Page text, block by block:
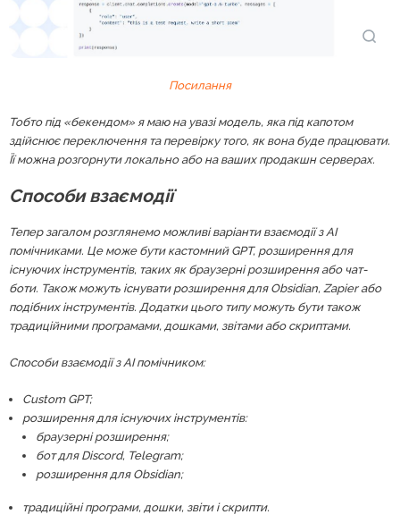
Посилання
Тобто під «бекендом» я маю на увазі модель, яка під капотом
здійснює переключення та перевірку того, як вона буде працювати.
Її можна розгорнути локально або на ваших продакшн серверах.
Способи взаємодії
Тепер загалом розглянемо можливі варіанти взаємодії з AI
помічниками. Це може бути кастомний GPT, розширення для
існуючих інструментів, таких як браузерні розширення або чат-
боти. Також можуть існувати розширення для Obsidian, Zapier або
подібних інструментів. Додатки цього типу можуть бути також
традиційними програмами, дошками, звітами або скриптами.
Способи взаємодії з AI помічником:
Custom GPT;
розширення для існуючих інструментів:
браузерні розширення;
бот для Discord, Telegram;
розширення для Obsidian;
традиційні програми, дошки, звіти і скрипти.